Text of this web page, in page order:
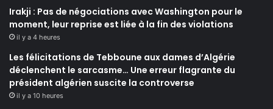
Irakji : Pas de négociations avec Washington pour le
moment, leur reprise est liée à la fin des violations
il y a 4 heures
Les félicitations de Tebboune aux dames d’Algérie
déclenchent le sarcasme… Une erreur flagrante du
président algérien suscite la controverse
il y a 10 heures